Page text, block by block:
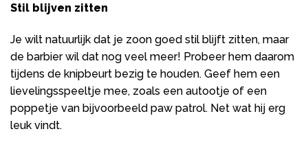
Stil blijven zitten
Je wilt natuurlijk dat je zoon goed stil blijft zitten, maar
de barbier wil dat nog veel meer! Probeer hem daarom
tijdens de knipbeurt bezig te houden. Geef hem een
lievelingsspeeltje mee, zoals een autootje of een
poppetje van bijvoorbeeld paw patrol. Net wat hij erg
leuk vindt.